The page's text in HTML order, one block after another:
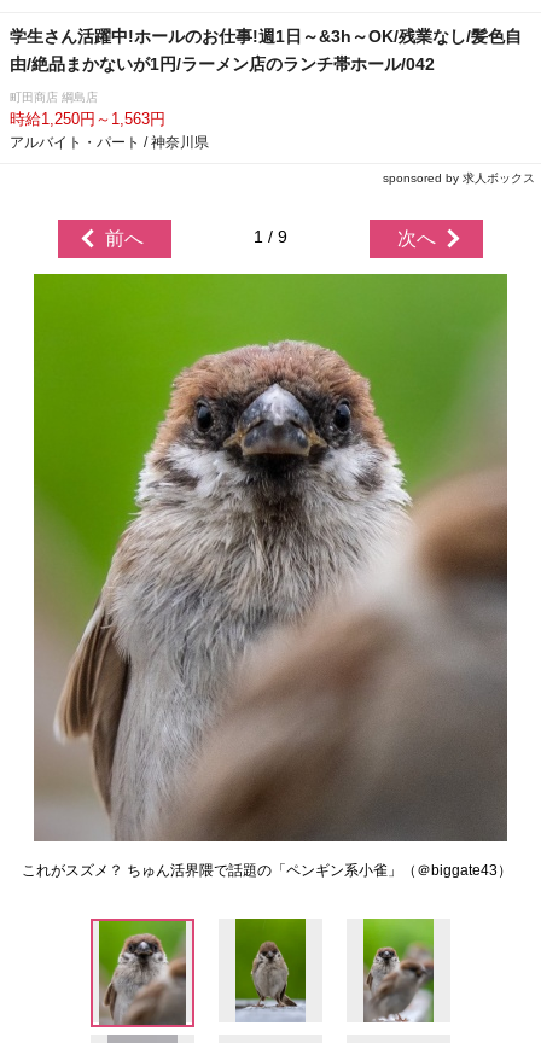
学生さん活躍中!ホールのお仕事!週1日～&3h～OK/残業なし/髪色自
由/絶品まかないが1円/ラーメン店のランチ帯ホール/042
町田商店 綱島店
時給1,250円～1,563円
アルバイト・パート / 神奈川県
sponsored by 求人ボックス
前へ 1 / 9 次へ
これがスズメ？ ちゅん活界隈で話題の「ペンギン系小雀」（＠biggate43）